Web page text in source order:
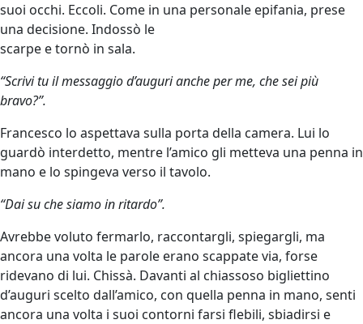
suoi occhi. Eccoli. Come in una personale epifania, prese
una decisione. Indossò le
scarpe e tornò in sala.
“Scrivi tu il messaggio d’auguri anche per me, che sei più
bravo?”.
Francesco lo aspettava sulla porta della camera. Lui lo
guardò interdetto, mentre l’amico gli metteva una penna in
mano e lo spingeva verso il tavolo.
“Dai su che siamo in ritardo”.
Avrebbe voluto fermarlo, raccontargli, spiegargli, ma
ancora una volta le parole erano scappate via, forse
ridevano di lui. Chissà. Davanti al chiassoso bigliettino
d’auguri scelto dall’amico, con quella penna in mano, senti
ancora una volta i suoi contorni farsi flebili, sbiadirsi e